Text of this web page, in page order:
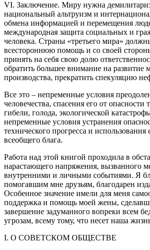
VI. Заключение. Миру нужна
национальный альтруизм и
обмена информацией и перемещения
международная защита социальных и
человека. Страны «третьего мира»
всестороннюю помощь и со своей
принять на себя свою долю
обратить большее внимание на развитие
производства, прекратить спекуляцию
Все это – непременные условия
человечества, спасения его от опасности
гибели, голода, экологической
непременные условия устранения
технического прогресса и использования
всеобщего блага.
Работа над этой книгой проходила в
нарастающего напряжения, вызванного
внутренними и личными событиями. Я
помогавшим мне друзьям, благодарен
Особенное значение имели для меня
поддержка и помощь моей жены,
завершение задуманного вопреки всем
угрозам, всему тому, что несет наша
I. О СОВЕТСКОМ ОБЩЕСТВЕ